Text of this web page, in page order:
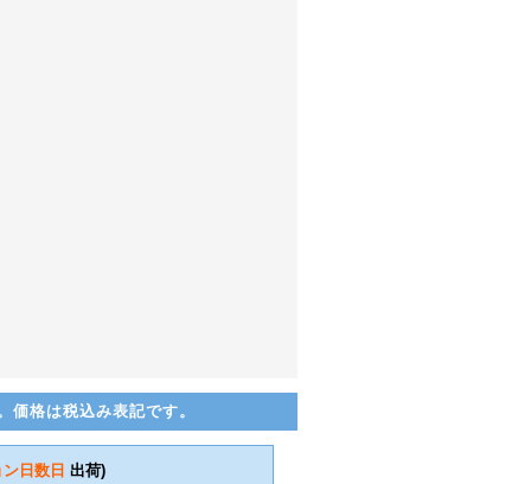
格は税込み表記です。
ン日数 日 出荷)